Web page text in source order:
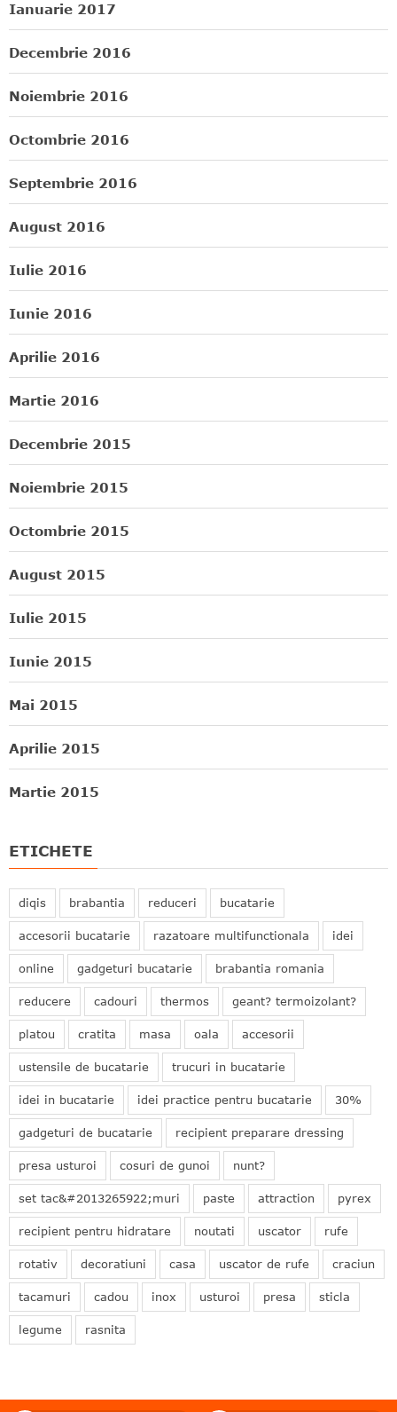
Ianuarie 2017
Decembrie 2016
Noiembrie 2016
Octombrie 2016
Septembrie 2016
August 2016
Iulie 2016
Iunie 2016
Aprilie 2016
Martie 2016
Decembrie 2015
Noiembrie 2015
Octombrie 2015
August 2015
Iulie 2015
Iunie 2015
Mai 2015
Aprilie 2015
Martie 2015
ETICHETE
diqis brabantia reduceri bucatarie
accesorii bucatarie razatoare multifunctionala idei
online gadgeturi bucatarie brabantia romania
reducere cadouri thermos geant? termoizolant?
platou cratita masa oala accesorii
ustensile de bucatarie trucuri in bucatarie
idei in bucatarie idei practice pentru bucatarie 30%
gadgeturi de bucatarie recipient preparare dressing
presa usturoi cosuri de gunoi nunt?
set tac&#2013265922;muri paste attraction pyrex
recipient pentru hidratare noutati uscator rufe
rotativ decoratiuni casa uscator de rufe craciun
tacamuri cadou inox usturoi presa sticla
legume rasnita